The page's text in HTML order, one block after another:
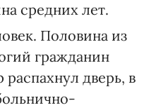
средних лет.
Половина из
гражданин
дверь, в